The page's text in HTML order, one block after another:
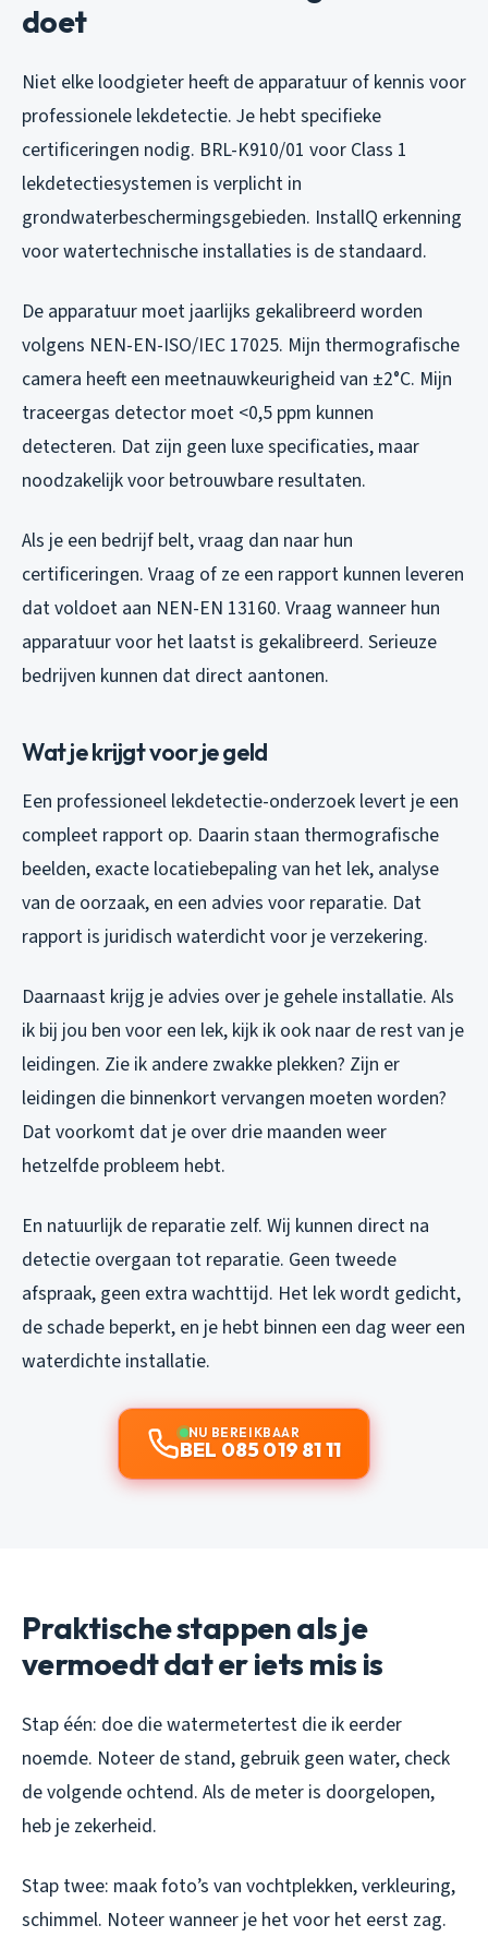
doet
Niet elke loodgieter heeft de apparatuur of kennis voor
professionele lekdetectie. Je hebt specifieke
certificeringen nodig. BRL-K910/01 voor Class 1
lekdetectiesystemen is verplicht in
grondwaterbeschermingsgebieden. InstallQ erkenning
voor watertechnische installaties is de standaard.
De apparatuur moet jaarlijks gekalibreerd worden
volgens NEN-EN-ISO/IEC 17025. Mijn thermografische
camera heeft een meetnauwkeurigheid van ±2°C. Mijn
traceergas detector moet <0,5 ppm kunnen
detecteren. Dat zijn geen luxe specificaties, maar
noodzakelijk voor betrouwbare resultaten.
Als je een bedrijf belt, vraag dan naar hun
certificeringen. Vraag of ze een rapport kunnen leveren
dat voldoet aan NEN-EN 13160. Vraag wanneer hun
apparatuur voor het laatst is gekalibreerd. Serieuze
bedrijven kunnen dat direct aantonen.
Wat je krijgt voor je geld
Een professioneel lekdetectie-onderzoek levert je een
compleet rapport op. Daarin staan thermografische
beelden, exacte locatiebepaling van het lek, analyse
van de oorzaak, en een advies voor reparatie. Dat
rapport is juridisch waterdicht voor je verzekering.
Daarnaast krijg je advies over je gehele installatie. Als
ik bij jou ben voor een lek, kijk ik ook naar de rest van je
leidingen. Zie ik andere zwakke plekken? Zijn er
leidingen die binnenkort vervangen moeten worden?
Dat voorkomt dat je over drie maanden weer
hetzelfde probleem hebt.
En natuurlijk de reparatie zelf. Wij kunnen direct na
detectie overgaan tot reparatie. Geen tweede
afspraak, geen extra wachttijd. Het lek wordt gedicht,
de schade beperkt, en je hebt binnen een dag weer een
waterdichte installatie.
NU BEREIKBAAR
BEL 085 019 81 11
Praktische stappen als je
vermoedt dat er iets mis is
Stap één: doe die watermetertest die ik eerder
noemde. Noteer de stand, gebruik geen water, check
de volgende ochtend. Als de meter is doorgelopen,
heb je zekerheid.
Stap twee: maak foto’s van vochtplekken, verkleuring,
schimmel. Noteer wanneer je het voor het eerst zag.